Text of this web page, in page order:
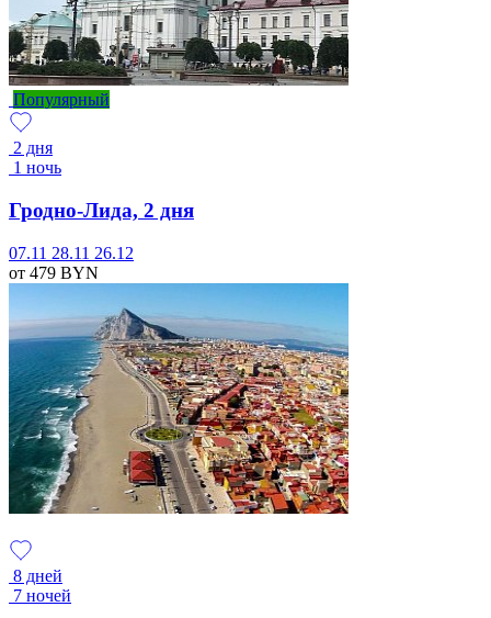
Популярный
2 дня
1 ночь
Гродно-Лида, 2 дня
07.11 28.11 26.12
от 479 BYN
8 дней
7 ночей